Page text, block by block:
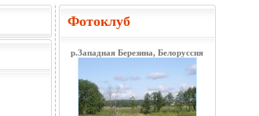
Фотоклуб
р.Западная Березина, Белоруссия